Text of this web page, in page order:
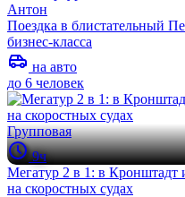
Антон
Поездка в блистательный
бизнес-класса
на авто
до 6 человек
Групповая
9ч
Мегатур 2 в 1: в Кронштадт
на скоростных судах